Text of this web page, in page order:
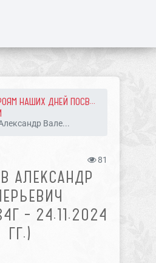
НАШИХ ДНЕЙ ПОСВ...
Вале...
81
АЛЕКСАНДР
– 24.11.2024
ГГ.)